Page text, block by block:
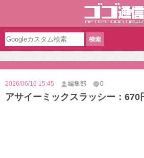
2026/06/16 15:45 編集部 0
アサイーミックスラッシー：670